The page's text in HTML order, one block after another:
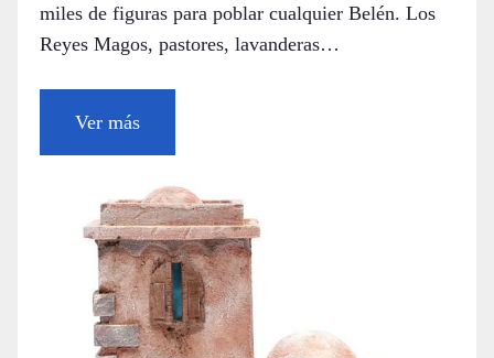
miles de figuras para poblar cualquier Belén. Los
Reyes Magos, pastores, lavanderas…
Ver más